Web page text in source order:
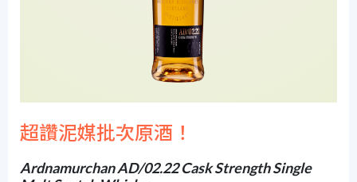
超讚泥媒批次原酒！
Ardnamurchan AD/02.22 Cask Strength Single